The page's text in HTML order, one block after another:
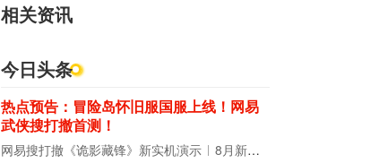
相关资讯
今日头条
热点预告：冒险岛怀旧服国服上线！网易
武侠搜打撤首测！
网易搜打撤《诡影藏锋》新实机演示 8月新游前瞻：《诡秘之主》领衔